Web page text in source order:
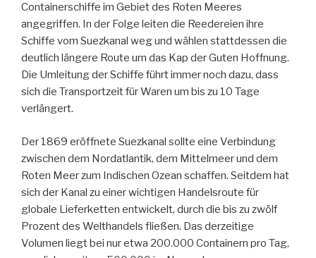
Containerschiffe im Gebiet des Roten Meeres
angegriffen. In der Folge leiten die Reedereien ihre
Schiffe vom Suezkanal weg und wählen stattdessen die
deutlich längere Route um das Kap der Guten Hoffnung.
Die Umleitung der Schiffe führt immer noch dazu, dass
sich die Transportzeit für Waren um bis zu 10 Tage
verlängert.
Der 1869 eröffnete Suezkanal sollte eine Verbindung
zwischen dem Nordatlantik, dem Mittelmeer und dem
Roten Meer zum Indischen Ozean schaffen. Seitdem hat
sich der Kanal zu einer wichtigen Handelsroute für
globale Lieferketten entwickelt, durch die bis zu zwölf
Prozent des Welthandels fließen. Das derzeitige
Volumen liegt bei nur etwa 200.000 Containern pro Tag,